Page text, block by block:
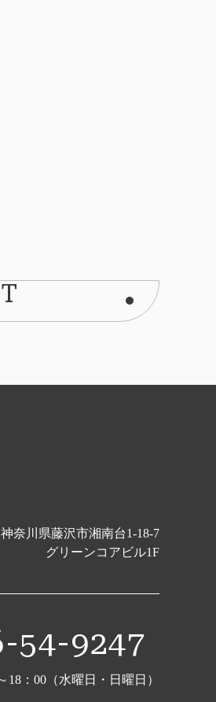
神奈川県藤沢市湘南台1-18-7
グリーンコアビル1F
54-9247
18：00（水曜日・日曜日）